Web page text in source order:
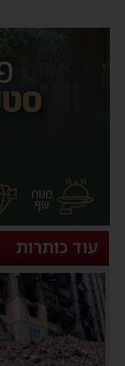
עוד כותרות